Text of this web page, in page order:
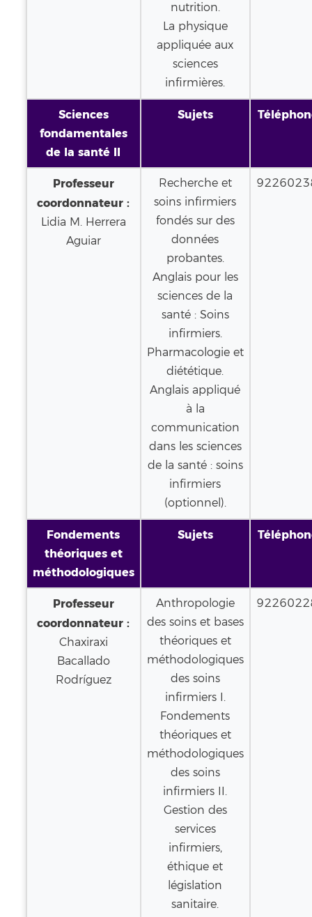
nutrition.
La physique
appliquée aux
sciences
infirmières.
Sciences
fondamentales
de la santé II
Sujets
Professeur
coordonnateur :
Lidia M. Herrera
Aguiar
Recherche et
soins infirmiers
fondés sur des
données
probantes.
Anglais pour les
sciences de la
santé : Soins
infirmiers.
Pharmacologie et
diététique.
Anglais appliqué
à la
communication
dans les sciences
de la santé : soins
infirmiers
(optionnel).
Fondements
théoriques et
méthodologiques
Sujets
Professeur
coordonnateur :
Chaxiraxi
Bacallado
Rodríguez
Anthropologie
des soins et bases
théoriques et
méthodologiques
des soins
infirmiers I.
Fondements
théoriques et
méthodologiques
des soins
infirmiers II.
Gestion des
services
infirmiers,
éthique et
législation
sanitaire.